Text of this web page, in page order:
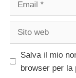
Sito
Salva il mio
browser per la